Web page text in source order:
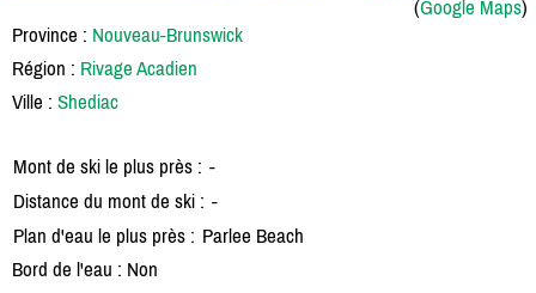
(Google Maps)
Province : Nouveau-Brunswick
Région : Rivage Acadien
Ville : Shediac
Mont de ski le plus près : -
Distance du mont de ski : -
Plan d'eau le plus près : Parlee Beach
Bord de l'eau : Non